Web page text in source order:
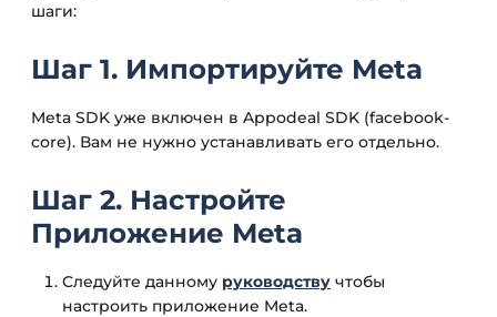
шаги:
Шаг 1. Импортируйте Meta
Meta SDK уже включен в Appodeal SDK (facebook-
core). Вам не нужно устанавливать его отдельно.
Шаг 2. Настройте
Приложение Meta
Следуйте данному руководству чтобы
настроить приложение Meta.